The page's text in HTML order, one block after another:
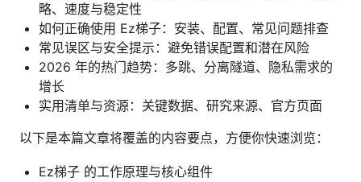
略、速度与稳定性
如何正确使用 Ez梯子：安装、配置、常见问题排查
常见误区与安全提示：避免错误配置和潜在风险
2026 年的热门趋势：多跳、分离隧道、隐私需求的
增长
实用清单与资源：关键数据、研究来源、官方页面
以下是本篇文章将覆盖的内容要点，方便你快速浏览：
Ez梯子 的工作原理与核心组件